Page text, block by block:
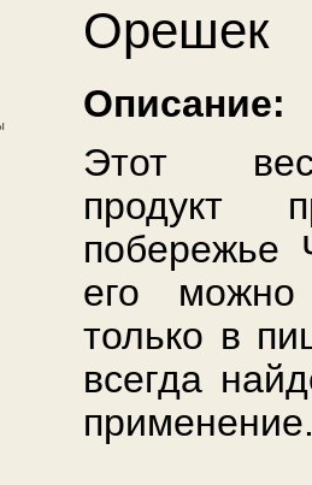
Орешек
Описание:
Этот
продукт
побережье
его можно
только в
всегда